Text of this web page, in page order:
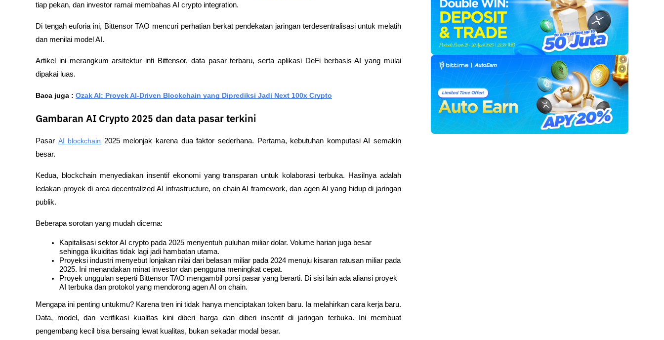
tiap pekan, dan investor ramai membahas AI crypto integration.
Di tengah euforia ini, Bittensor TAO mencuri perhatian berkat pendekatan jaringan terdesentralisasi untuk melatih
dan menilai model AI.
Artikel ini merangkum arsitektur inti Bittensor, data pasar terbaru, serta aplikasi DeFi berbasis AI yang mulai
dipakai luas.
Baca juga : Ozak AI: Proyek AI-Driven Blockchain yang Diprediksi Jadi Next 100x Crypto
Gambaran AI Crypto 2025 dan data pasar terkini
Pasar AI blockchain 2025 melonjak karena dua faktor sederhana. Pertama, kebutuhan komputasi AI semakin
besar.
Kedua, blockchain menyediakan insentif ekonomi yang transparan untuk kolaborasi terbuka. Hasilnya adalah
ledakan proyek di area decentralized AI infrastructure, on chain AI framework, dan agen AI yang hidup di jaringan
publik.
Beberapa sorotan yang mudah dicerna:
Kapitalisasi sektor AI crypto pada 2025 menyentuh puluhan miliar dolar. Volume harian juga besar
sehingga likuiditas tidak lagi jadi hambatan utama.
Proyeksi industri menyebut lonjakan nilai dari belasan miliar pada 2024 menuju kisaran ratusan miliar pada
2025. Ini menandakan minat investor dan pengguna meningkat cepat.
Proyek unggulan seperti Bittensor TAO mengambil porsi pasar yang berarti. Di sisi lain ada aliansi proyek
AI terbuka dan protokol yang mendorong agen AI on chain.
Mengapa ini penting untukmu? Karena tren ini tidak hanya menciptakan token baru. Ia melahirkan cara kerja baru.
Data, model, dan verifikasi kualitas kini diberi harga dan diberi insentif di jaringan terbuka. Ini membuat
pengembang kecil bisa bersaing lewat kualitas, bukan sekadar modal besar.